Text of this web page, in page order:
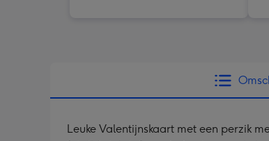
Leuke Valentijnskaart met een perzik